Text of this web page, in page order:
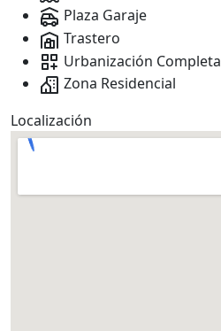
Plaza Garaje
Trastero
Urbanización Completa
Zona Residencial
Localización